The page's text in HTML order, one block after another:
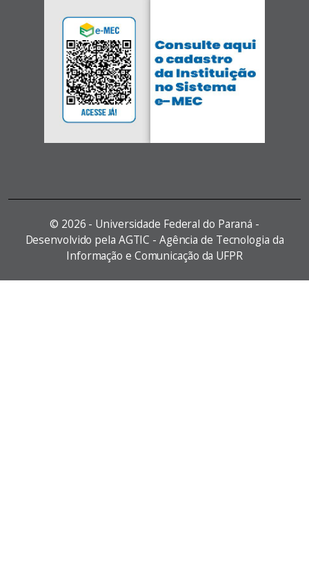
© 2026 - Universidade Federal do Paraná -
Desenvolvido pela AGTIC - Agência de Tecnologia da
Informação e Comunicação da UFPR